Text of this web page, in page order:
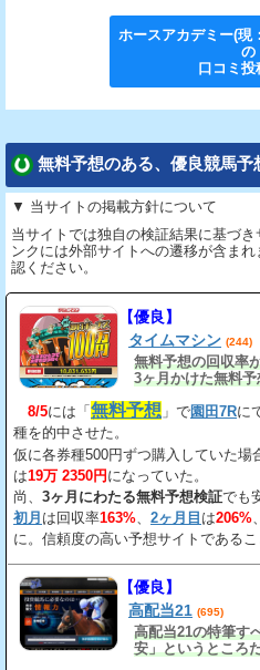
ホースアカデミー(現
の
口コミ投
無料予想のある、優良競馬予
▼ 当サイトの掲載方針について
当サイトでは独自の検証結果に基づ
ンクには外部サイトへの遷移が含ま
認ください。
【優良】
タイムマシン (244)
無料予想の回収率
3ヶ月かけた無料
8/5には「 無料予想 」で園田7Rに
種を的中させた。
仮に各券種500円ずつ購入していた場
は19万 2350円 になっていた。
尚、 3ヶ月にわたる無料予想検証でも
初月 は回収率163%、 2ヶ月目 は206%、
に。信頼度の高い予想サイトであるこ
【優良】
高配当21 (695)
高配当21の特筆す
安」というところ